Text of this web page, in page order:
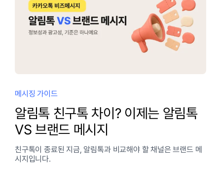
메시징 가이드
알림톡 친구톡 차이? 이제는 알림톡
VS 브랜드 메시지
친구톡이 종료된 지금, 알림톡과 비교해야 할 채널은 브랜드 메
시지입니다.